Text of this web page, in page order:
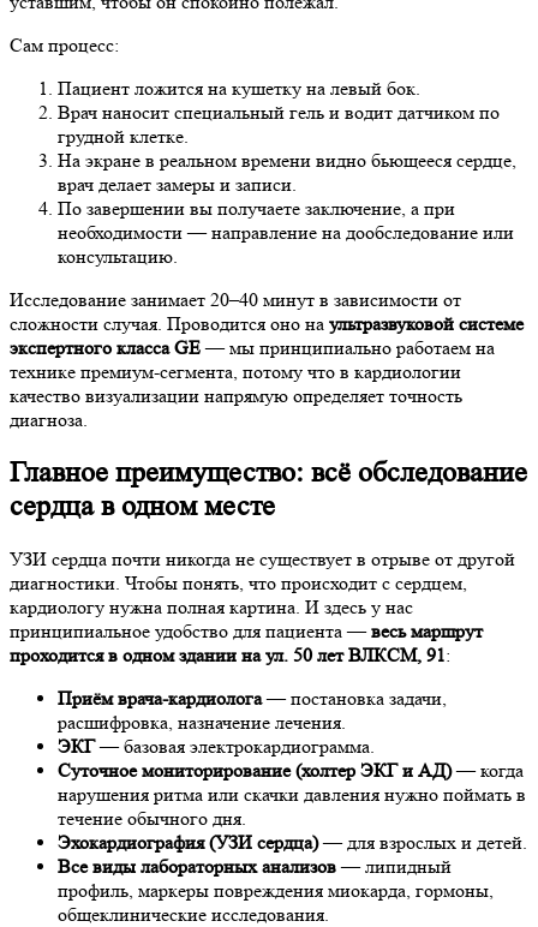
Сам процесс:
Пациент ложится на кушетку на левый бок.
Врач наносит специальный гель и водит датчиком по
грудной клетке.
На экране в реальном времени видно бьющееся сердце,
врач делает замеры и записи.
По завершении вы получаете заключение, а при
необходимости — направление на дообследование или
консультацию.
Исследование занимает 20–40 минут в зависимости от
сложности случая. Проводится оно на ультразвуковой системе
экспертного класса GE— мы принципиально работаем на
технике премиум-сегмента, потому что в кардиологии
качество визуализации напрямую определяет точность
диагноза.
Главное преимущество: всё обследование
сердца в одном месте
УЗИ сердца почти никогда не существует в отрыве от другой
диагностики. Чтобы понять, что происходит с сердцем,
кардиологу нужна полная картина. И здесь у нас
принципиальное удобство для пациента —весь маршрут
проходится в одном здании на ул. 50 лет ВЛКСМ, 91:
Приём врача-кардиолога— постановка задачи,
расшифровка, назначение лечения.
ЭКГ— базовая электрокардиограмма.
Суточное мониторирование (холтер ЭКГ и АД)— когда
нарушения ритма или скачки давления нужно поймать в
течение обычного дня.
Эхокардиография (УЗИ сердца)— для взрослых и детей.
Все виды лабораторных анализов— липидный
профиль, маркеры повреждения миокарда, гормоны,
общеклинические исследования.